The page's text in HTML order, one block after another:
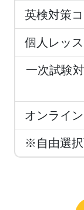
英検対策
個人レッ
一次試験
オンライ
※自由選